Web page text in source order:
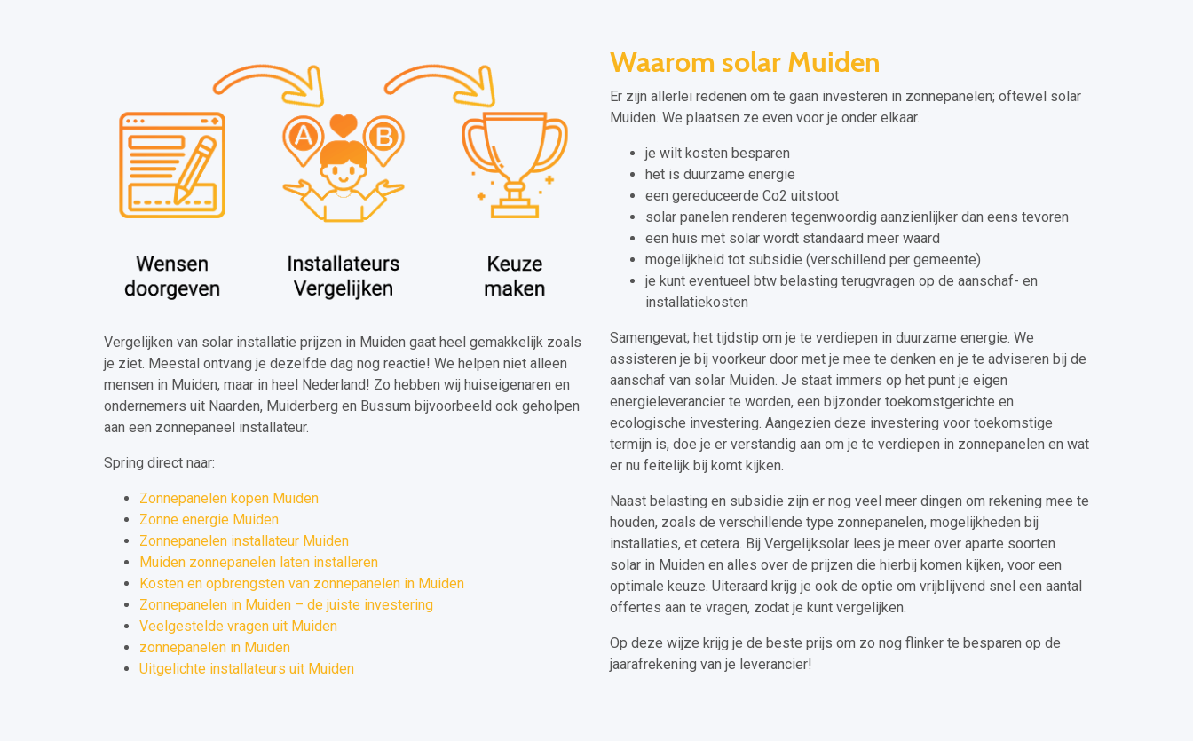
Vergelijken van solar installatie prijzen in Muiden gaat heel gemakkelijk zoals
je ziet. Meestal ontvang je dezelfde dag nog reactie! We helpen niet alleen
mensen in Muiden, maar in heel Nederland! Zo hebben wij huiseigenaren en
ondernemers uit Naarden, Muiderberg en Bussum bijvoorbeeld ook geholpen
aan een zonnepaneel installateur.
Spring direct naar:
Zonnepanelen kopen Muiden
Zonne energie Muiden
Zonnepanelen installateur Muiden
Muiden zonnepanelen laten installeren
Kosten en opbrengsten van zonnepanelen in Muiden
Zonnepanelen in Muiden – de juiste investering
Veelgestelde vragen uit Muiden
zonnepanelen in Muiden
Uitgelichte installateurs uit Muiden
Waarom solar Muiden
Er zijn allerlei redenen om te gaan investeren in zonnepanelen; oftewel solar
Muiden. We plaatsen ze even voor je onder elkaar.
je wilt kosten besparen
het is duurzame energie
een gereduceerde Co2 uitstoot
solar panelen renderen tegenwoordig aanzienlijker dan eens tevoren
een huis met solar wordt standaard meer waard
mogelijkheid tot subsidie (verschillend per gemeente)
je kunt eventueel btw belasting terugvragen op de aanschaf- en
installatiekosten
Samengevat; het tijdstip om je te verdiepen in duurzame energie. We
assisteren je bij voorkeur door met je mee te denken en je te adviseren bij de
aanschaf van solar Muiden. Je staat immers op het punt je eigen
energieleverancier te worden, een bijzonder toekomstgerichte en
ecologische investering. Aangezien deze investering voor toekomstige
termijn is, doe je er verstandig aan om je te verdiepen in zonnepanelen en wat
er nu feitelijk bij komt kijken.
Naast belasting en subsidie zijn er nog veel meer dingen om rekening mee te
houden, zoals de verschillende type zonnepanelen, mogelijkheden bij
installaties, et cetera. Bij Vergelijksolar lees je meer over aparte soorten
solar in Muiden en alles over de prijzen die hierbij komen kijken, voor een
optimale keuze. Uiteraard krijg je ook de optie om vrijblijvend snel een aantal
offertes aan te vragen, zodat je kunt vergelijken.
Op deze wijze krijg je de beste prijs om zo nog flinker te besparen op de
jaarafrekening van je leverancier!